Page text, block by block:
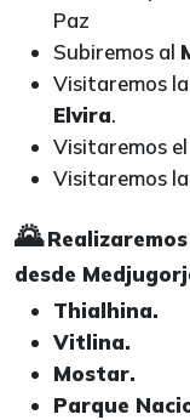
Paz
Subiremos al
Visitaremos la
Elvira.
Visitaremos el
Visitaremos la
🌄
desde
Thialhina.
Vitlina.
Mostar.
Parque